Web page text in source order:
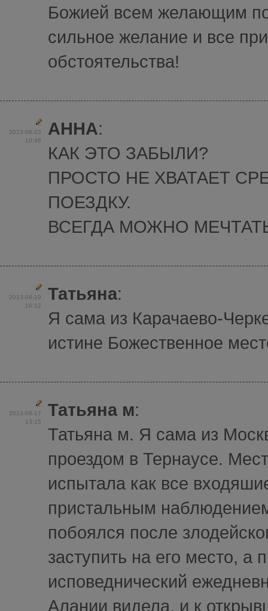
Божией всем желающим
сильное желание и все
обстоятельства!
2013-08-23
10:46
АННА:
КАК ЭТО ЗАБЫЛИ?
ПРОСТО НЕ ХВАТАЕТ
ПОЕЗДКУ.
ВСЕГДА МОЖНО
2013-08-19
16:12
Татьяна:
Я сама из Карачаево-
истине Божественное
2013-08-17
13:15
Татьяна м:
Татьяна м. Я сама из
проездом в Тернаусе.
испытала как все
пристальным
побоялся после
заступить на его место, а
исповеднический
Алании видела, и к